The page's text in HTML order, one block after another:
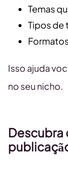
Temas
Tipos de
Isso ajuda
no seu nicho.
Descubra